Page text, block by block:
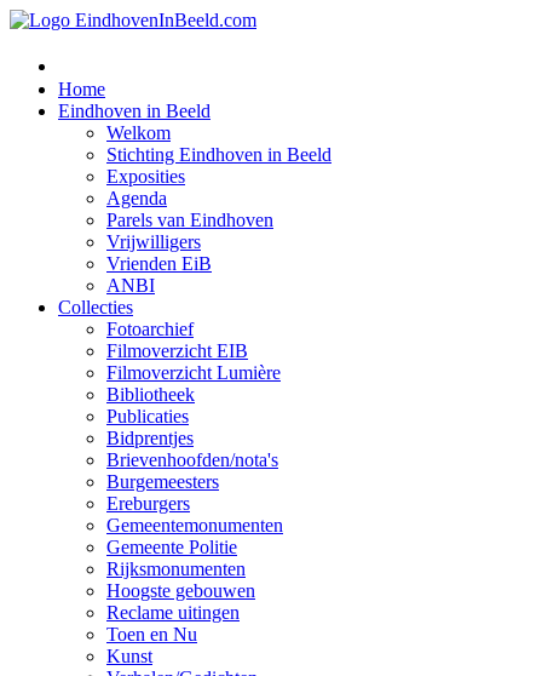
Home
Eindhoven in Beeld
Welkom
Stichting Eindhoven in Beeld
Exposities
Agenda
Parels van Eindhoven
Vrijwilligers
Vrienden EiB
ANBI
Collecties
Fotoarchief
Filmoverzicht EIB
Filmoverzicht Lumière
Bibliotheek
Publicaties
Bidprentjes
Brievenhoofden/nota's
Burgemeesters
Ereburgers
Gemeentemonumenten
Gemeente Politie
Rijksmonumenten
Hoogste gebouwen
Reclame uitingen
Toen en Nu
Kunst